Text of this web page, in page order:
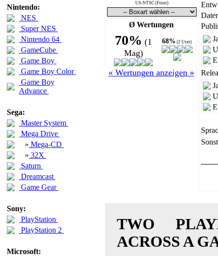
Nintendo:
NES
Super NES
Nintendo 64
GameCube
Game Boy
Game Boy Color
Game Boy
Advance
Sega:
Master System
Mega Drive
» Mega-CD
» 32X
Saturn
Dreamcast
Game Gear
Sony:
PlayStation
PlayStation 2
Microsoft:
US-NTSC (Front)
Ø Wertungen
70% (1
Mag)
68% (2 User)
« Wertungen anzeigen »
TWO
ACROSS A